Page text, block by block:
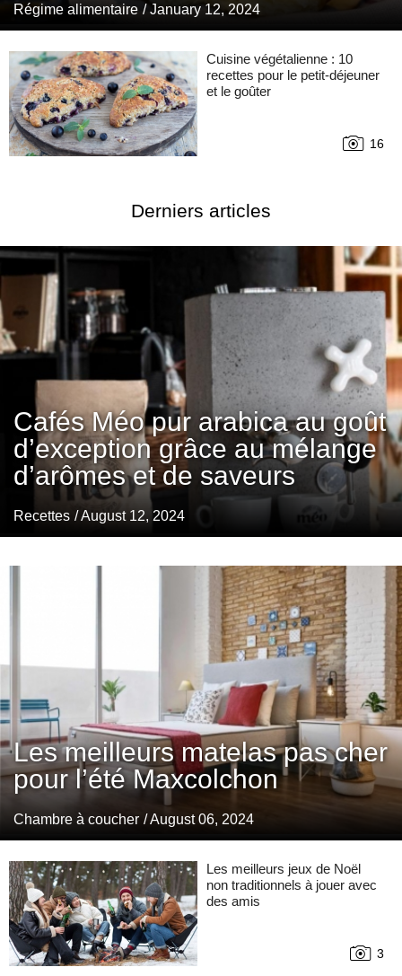
Régime alimentaire / January 12, 2024
Cuisine végétalienne : 10
recettes pour le petit-déjeuner
et le goûter
16
Derniers articles
Cafés Méo pur arabica au goût
d’exception grâce au mélange
d’arômes et de saveurs
Recettes / August 12, 2024
Les meilleurs matelas pas cher
pour l’été Maxcolchon
Chambre à coucher / August 06, 2024
Les meilleurs jeux de Noël
non traditionnels à jouer avec
des amis
3